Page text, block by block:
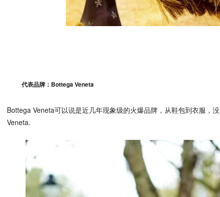
代表品牌：Bottega Veneta
Bottega Veneta可以说是近几年现象级的火爆品牌，从鞋包到衣服，
Veneta.